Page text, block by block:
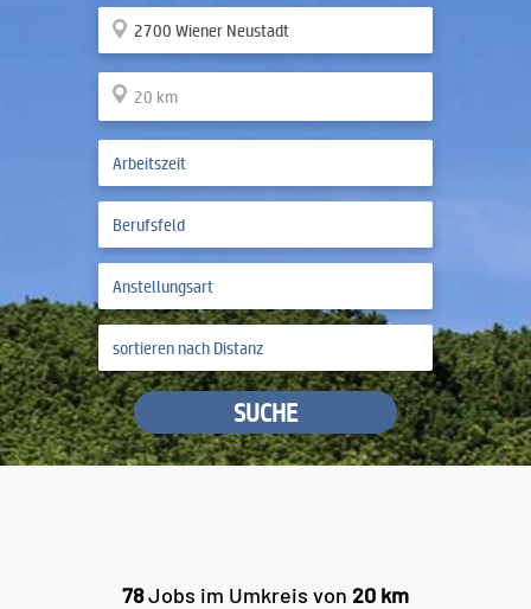
SUCHE
78Jobs im Umkreis von 20 km